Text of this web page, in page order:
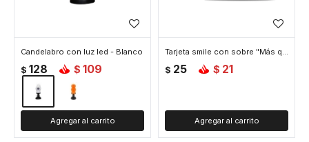
Candelabro con luz led - Blanco
$ 128 $ 109
Tarjeta smile con sobre "Más que una tarjeta"
$ 25 $ 21